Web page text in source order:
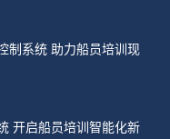
制系统 助力船员培训现
开启船员培训智能化新